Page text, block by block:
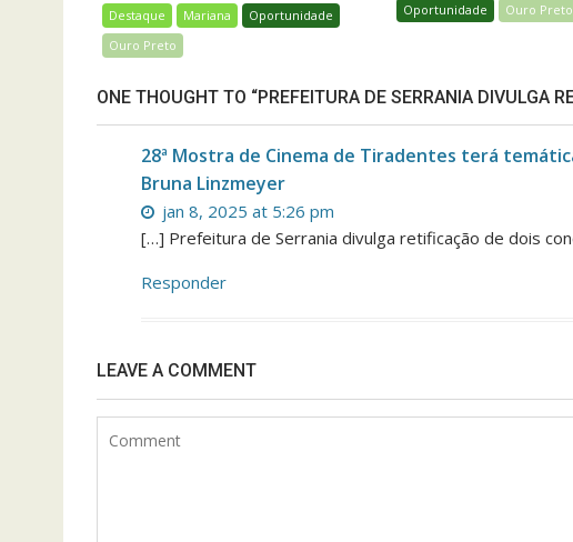
Destaque Mariana
Oportunidade
Ouro Preto
Oportunidade Ouro Preto
ONE THOUGHT TO “PREFEITURA DE SERRANIA DIVULGA
28ª Mostra de Cinema de Tiradentes terá
Bruna Linzmeyer
jan 8, 2025 at 5:26 pm
[…] Prefeitura de Serrania divulga retificação de dois
Responder
LEAVE A COMMENT